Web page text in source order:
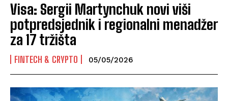
Visa: Sergii Martynchuk novi viši
potpredsjednik i regionalni menadžer
za 17 tržišta
FINTECH & CRYPTO 05/05/2026